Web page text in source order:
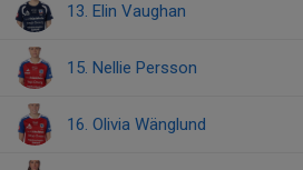
13. Elin Vaughan
15. Nellie Persson
16. Olivia Wänglund